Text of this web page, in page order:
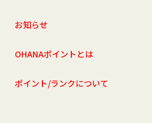
お知らせ
OHANAポイントとは
ポイント/ランクについて